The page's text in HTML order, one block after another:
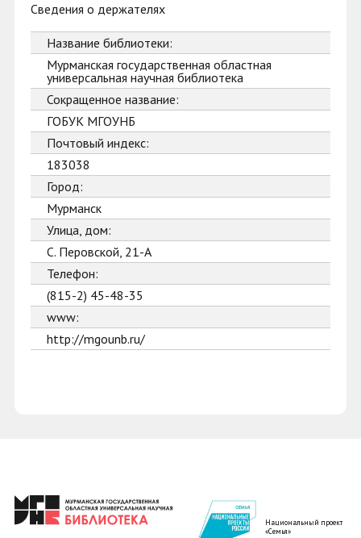
Сведения о держателях
Название библиотеки:
Мурманская государственная областная
универсальная научная библиотека
Сокращенное название:
ГОБУК МГОУНБ
Почтовый индекс:
183038
Город:
Мурманск
Улица, дом:
С. Перовской, 21-А
Телефон:
(815-2) 45-48-35
www:
http://mgounb.ru/
Национальный проект
«Семья»